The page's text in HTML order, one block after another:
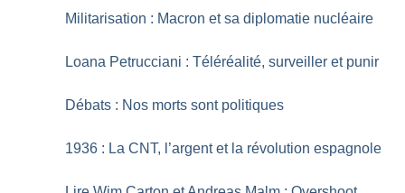
Militarisation : Macron et sa diplomatie nucléaire
Loana Petrucciani : Téléréalité, surveiller et punir
Débats : Nos morts sont politiques
1936 : La CNT, l’argent et la révolution espagnole